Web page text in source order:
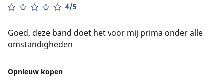
4/5
Goed, deze band doet het voor mij prima onder alle
omstandigheden
Opnieuw kopen